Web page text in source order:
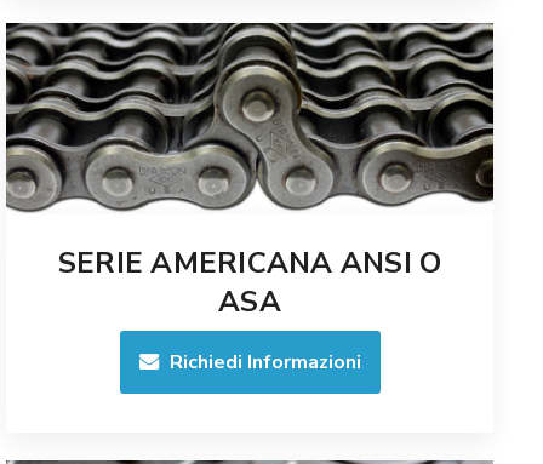
SERIE AMERICANA ANSI O
ASA
Richiedi Informazioni